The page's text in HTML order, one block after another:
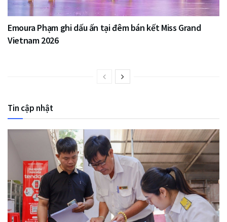
Emoura Phạm ghi dấu ấn tại đêm bán kết Miss Grand
Vietnam 2026
Tin cập nhật